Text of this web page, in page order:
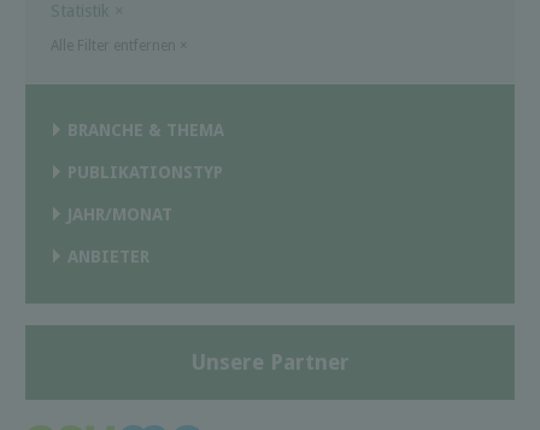
Statistik ×
BRANCHE & THEMA
PUBLIKATIONSTYP
JAHR/MONAT
ANBIETER
Unsere Partner